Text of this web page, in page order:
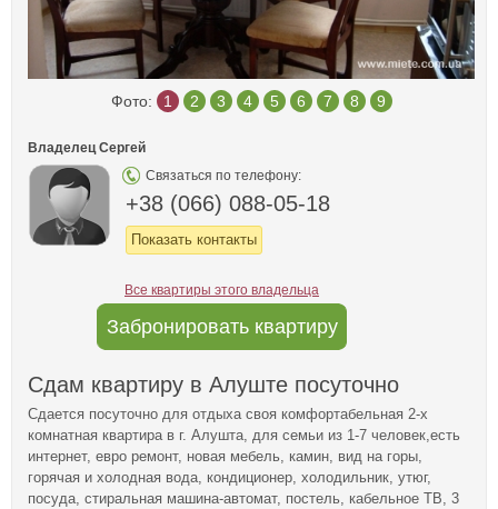
Фото: 1 2 3 4 5 6 7 8 9
Владелец Сергей
Связаться по телефону:
+38 (066) 088-05-18
Показать контакты
Все квартиры этого владельца
Забронировать квартиру
Сдам квартиру в Алуште посуточно
Сдается посуточно для отдыха своя комфортабельная 2-х
комнатная квартира в г. Алушта, для семьи из 1-7 человек,есть
интернет, евро ремонт, новая мебель, камин, вид на горы,
горячая и холодная вода, кондиционер, холодильник, утюг,
посуда, стиральная машина-автомат, постель, кабельное ТВ, 3